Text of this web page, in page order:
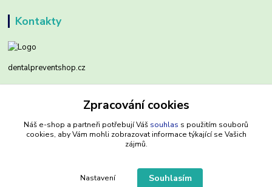
Kontakty
dentalpreventshop.cz
+420721639204
(Po-Pá, 8-16 hod.)
Zpracování cookies
Náš e-shop a partneři potřebují Váš souhlas s použitím souborů
cookies, aby Vám mohli zobrazovat informace týkající se Vašich
zájmů.
Nastavení Souhlasím